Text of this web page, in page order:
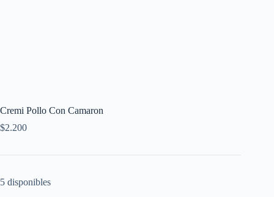
Cremi Pollo Con Camaron
$2.200
5 disponibles